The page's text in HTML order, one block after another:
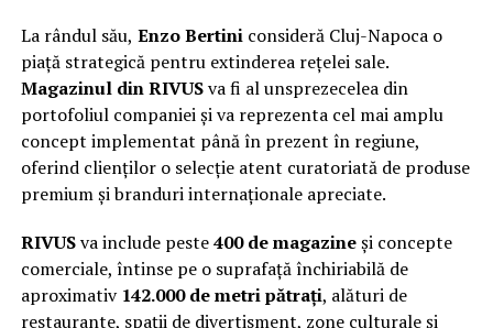
La rândul său, Enzo Bertiniconsideră Cluj-Napoca o
piață strategică pentru extinderea rețelei sale.
Magazinul din RIVUSva fi al unsprezecelea din
portofoliul companiei și va reprezenta cel mai amplu
concept implementat până în prezent în regiune,
oferind clienților o selecție atent curatoriată de produse
premium și branduri internaționale apreciate.
RIVUSva include peste400 de magazineși concepte
comerciale, întinse pe o suprafață închiriabilă de
aproximativ 142.000 de metri pătrați, alături de
restaurante, spații de divertisment, zone culturale și